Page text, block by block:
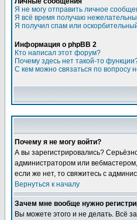
Я не могу отправить личное
Я всё время получаю
Я получил спам или
Информация о phpBB 2
Кто написал этот форум?
Почему здесь нет такой-то
С кем можно связаться по вопросу
Почему я не могу войти?
А вы зарегистрировались?
администратором или
если же нет, то свяжитесь с
Вернуться к началу
Зачем мне вообще нужно
Вы можете этого и не делать. Всё